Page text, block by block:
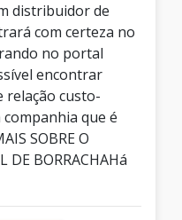
distribuidor de
com certeza no
no portal
encontrar
relação custo-
que é
SOBRE O
DE BORRACHAHá